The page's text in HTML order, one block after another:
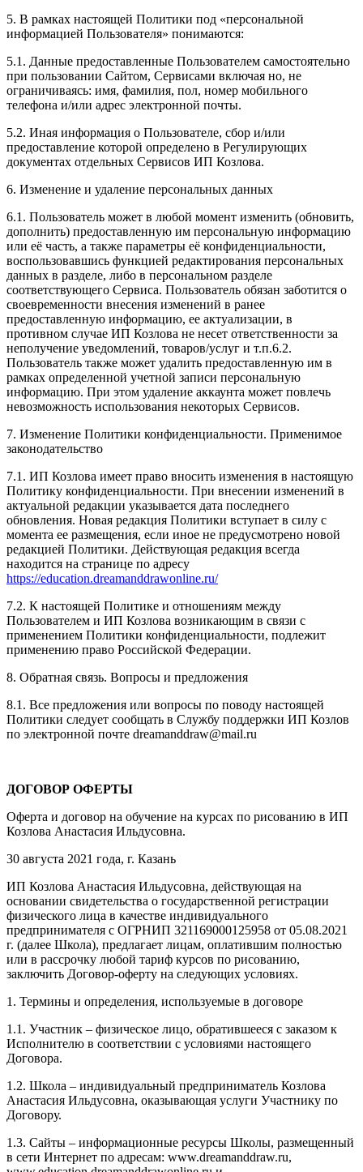
5. В рамках настоящей Политики под «персональной
информацией Пользователя» понимаются:
5.1. Данные предоставленные Пользователем самостоятельно
при пользовании Сайтом, Сервисами включая но, не
ограничиваясь: имя, фамилия, пол, номер мобильного
телефона и/или адрес электронной почты.
5.2. Иная информация о Пользователе, сбор и/или
предоставление которой определено в Регулирующих
документах отдельных Сервисов ИП Козлова.
6. Изменение и удаление персональных данных
6.1. Пользователь может в любой момент изменить (обновить,
дополнить) предоставленную им персональную информацию
или её часть, а также параметры её конфиденциальности,
воспользовавшись функцией редактирования персональных
данных в разделе, либо в персональном разделе
соответствующего Сервиса. Пользователь обязан заботится о
своевременности внесения изменений в ранее
предоставленную информацию, ее актуализации, в
противном случае ИП Козлова не несет ответственности за
неполучение уведомлений, товаров/услуг и т.п.6.2.
Пользователь также может удалить предоставленную им в
рамках определенной учетной записи персональную
информацию. При этом удаление аккаунта может повлечь
невозможность использования некоторых Сервисов.
7. Изменение Политики конфиденциальности. Применимое
законодательство
7.1. ИП Козлова имеет право вносить изменения в настоящую
Политику конфиденциальности. При внесении изменений в
актуальной редакции указывается дата последнего
обновления. Новая редакция Политики вступает в силу с
момента ее размещения, если иное не предусмотрено новой
редакцией Политики. Действующая редакция всегда
находится на странице по адресу
https://education.dreamanddrawonline.ru/
7.2. К настоящей Политике и отношениям между
Пользователем и ИП Козлова возникающим в связи с
применением Политики конфиденциальности, подлежит
применению право Российской Федерации.
8. Обратная связь. Вопросы и предложения
8.1. Все предложения или вопросы по поводу настоящей
Политики следует сообщать в Службу поддержки ИП Козлов
по электронной почте dreamanddraw@mail.ru
ДОГОВОР ОФЕРТЫ
Оферта и договор на обучение на курсах по рисованию в ИП
Козлова Анастасия Ильдусовна.
30 августа 2021 года, г. Казань
ИП Козлова Анастасия Ильдусовна, действующая на
основании свидетельства о государственной регистрации
физического лица в качестве индивидуального
предпринимателя с ОГРНИП 321169000125958 от 05.08.2021
г. (далее Школа), предлагает лицам, оплатившим полностью
или в рассрочку любой тариф курсов по рисованию,
заключить Договор-оферту на следующих условиях.
1. Термины и определения, используемые в договоре
1.1. Участник – физическое лицо, обратившееся с заказом к
Исполнителю в соответствии с условиями настоящего
Договора.
1.2. Школа – индивидуальный предприниматель Козлова
Анастасия Ильдусовна, оказывающая услуги Участнику по
Договору.
1.3. Сайты – информационные ресурсы Школы, размещенный
в сети Интернет по адресам: www.dreamanddraw.ru,